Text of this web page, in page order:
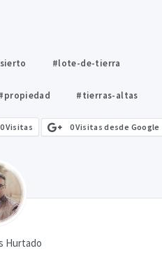
#lote-de-tierra
#tierras-altas
0 Visitas 0 Visitas desde Google
Hurtado